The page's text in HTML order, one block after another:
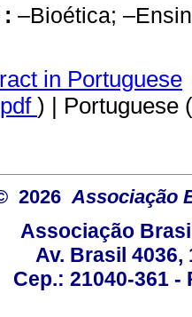
–Bioética;
in Portuguese
pdf ) | Portuguese
2026 Associação
Associação
Av. Brasil 4036,
Cep.: 21040-361